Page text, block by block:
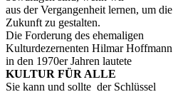
aus der Vergangenheit lernen, um die
Zukunft zu gestalten.
Die Forderung des ehemaligen
Kulturdezernenten Hilmar Hoffmann
in den 1970er Jahren lautete
KULTUR FÜR ALLE
Sie kann und sollte der Schlüssel